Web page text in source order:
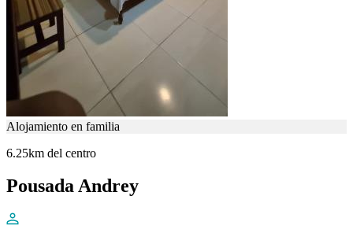
Alojamiento en familia
6.25km del centro
Pousada Andrey